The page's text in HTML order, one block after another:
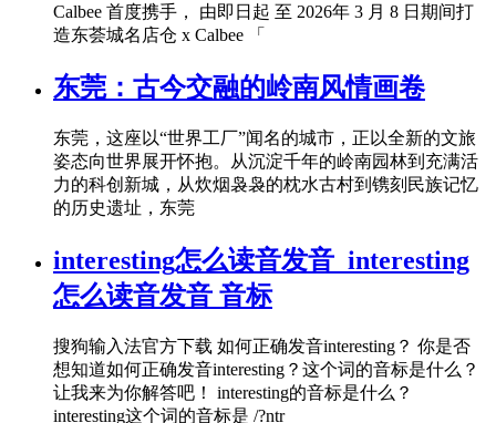
Calbee 首度携手， 由即日起 至 2026年 3 月 8 日期间打
造东荟城名店仓 x Calbee 「
东莞：古今交融的岭南风情画卷
东莞，这座以“世界工厂”闻名的城市，正以全新的文旅
姿态向世界展开怀抱。从沉淀千年的岭南园林到充满活
力的科创新城，从炊烟袅袅的枕水古村到镌刻民族记忆
的历史遗址，东莞
interesting怎么读音发音_interesting
怎么读音发音 音标
搜狗输入法官方下载 如何正确发音interesting？ 你是否
想知道如何正确发音interesting？这个词的音标是什么？
让我来为你解答吧！ interesting的音标是什么？
interesting这个词的音标是 /?ntr